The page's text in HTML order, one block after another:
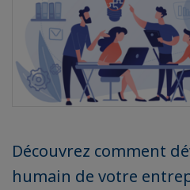
Découvrez comment
humain de votre